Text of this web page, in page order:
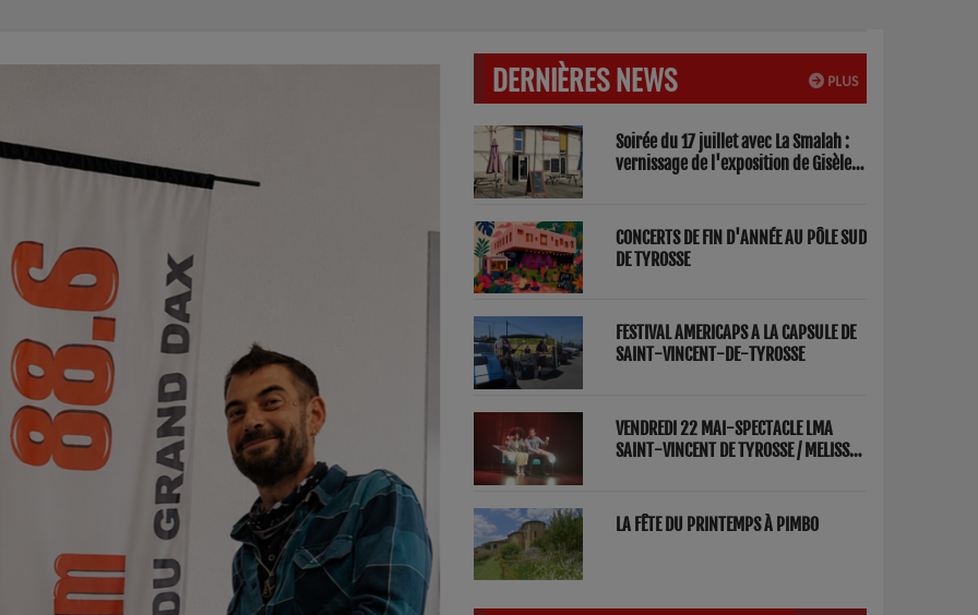
PLUS
DERNIÈRES NEWS
Soirée du 17 juillet avec La Smalah :
vernissage de l'exposition de Gisèle
CONCERTS DE FIN D'ANNÉE AU PÔLE SUD
DE TYROSSE
FESTIVAL AMERICAPS A LA CAPSULE DE
SAINT-VINCENT-DE-TYROSSE
VENDREDI 22 MAI-SPECTACLE LMA
SAINT-VINCENT DE TYROSSE / MELISSA
LA FÊTE DU PRINTEMPS À PIMBO